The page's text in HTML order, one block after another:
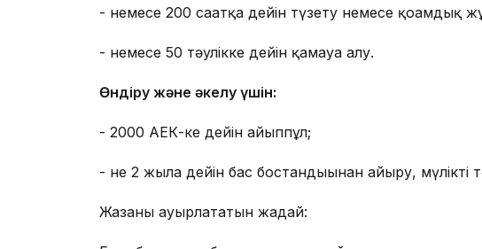
- немесе 200 сағатқа дейін түзету немесе қоғамдық
- немесе 50 тәулікке дейін қамауға алу.
Өндіру және әкелу үшін:
- 2000 АЕК-ке дейін айыппұл;
- не 2 жылға дейін бас бостандығынан айыру, мүлікті
Жазаны ауырлататын жағдай: